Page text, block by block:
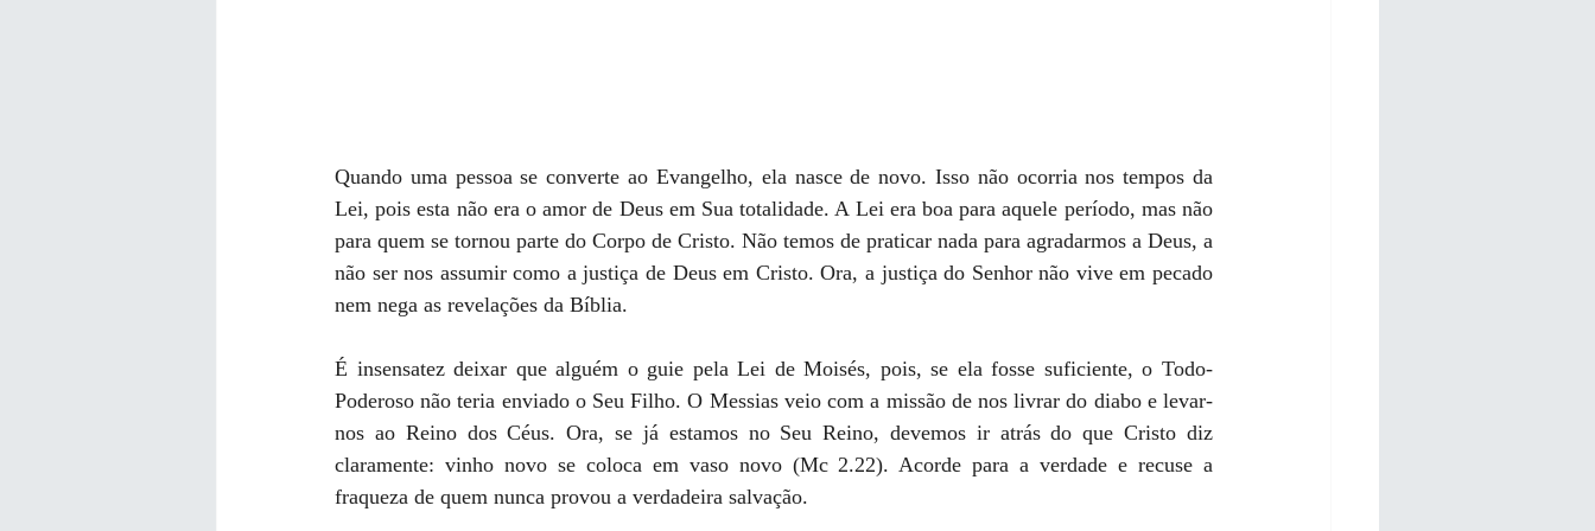
Quando uma pessoa se converte ao Evangelho, ela nasce de novo. Isso não ocorria nos tempos da
Lei, pois esta não era o amor de Deus em Sua totalidade. A Lei era boa para aquele período, mas não
para quem se tornou parte do Corpo de Cristo. Não temos de praticar nada para agradarmos a Deus, a
não ser nos assumir como a justiça de Deus em Cristo. Ora, a justiça do Senhor não vive em pecado
nem nega as revelações da Bíblia.
É insensatez deixar que alguém o guie pela Lei de Moisés, pois, se ela fosse suficiente, o Todo-
Poderoso não teria enviado o Seu Filho. O Messias veio com a missão de nos livrar do diabo e levar-
nos ao Reino dos Céus. Ora, se já estamos no Seu Reino, devemos ir atrás do que Cristo diz
claramente: vinho novo se coloca em vaso novo (Mc 2.22). Acorde para a verdade e recuse a
fraqueza de quem nunca provou a verdadeira salvação.